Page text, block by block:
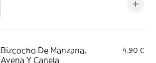
Bizcocho De Manzana,
Avena Y Canela
4,90 €